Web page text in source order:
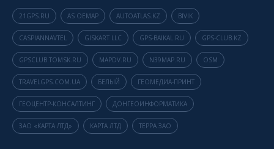
21GPS.RU AS OEMAP AUTOATLAS.KZ BIVIK
CASPIANNAVTEL GISKART LLC GPS-BAIKAL.RU GPS-CLUB.KZ
GPSCLUB.TOMSK.RU MAPDV.RU N39MAP.RU OSM
TRAVELGPS.COM.UA БЕЛЫЙ ГЕОМЕДИА-ПРИНТ
ГЕОЦЕНТР-КОНСАЛТИНГ ДОНГЕОИНФОРМАТИКА
ЗАО «КАРТА ЛТД» КАРТА ЛТД ТЕРРА ЗАО